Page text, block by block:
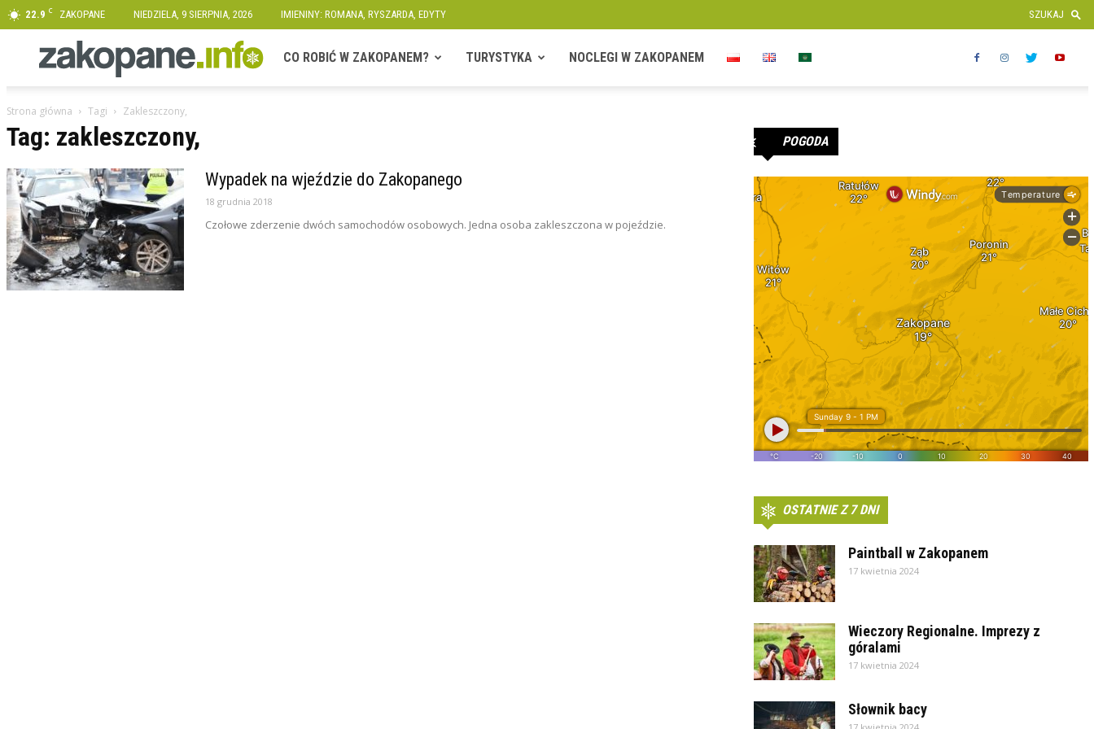
22.9 C ZAKOPANE NIEDZIELA, 9 SIERPNIA, 2026 IMIENINY: ROMANA, RYSZARDA, EDYTY
Zakopane.info
CO ROBIĆ W ZAKOPANEM? TURYSTYKA NOCLEGI W ZAKOPANEM
Strona główna Tagi Zakleszczony,
Tag: zakleszczony,
Wypadek na wjeździe do Zakopanego
18 grudnia 2018
Czołowe zderzenie dwóch samochodów osobowych. Jedna osoba zakleszczona w pojeździe.
POGODA
OSTATNIE Z 7 DNI
Paintball w Zakopanem
17 kwietnia 2024
Wieczory Regionalne. Imprezy z
góralami
17 kwietnia 2024
Słownik bacy